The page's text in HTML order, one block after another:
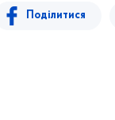
Поділитися